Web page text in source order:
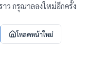
ว กรุณาลองใหม่อีกครั้ง
โหลดหน้าใหม่